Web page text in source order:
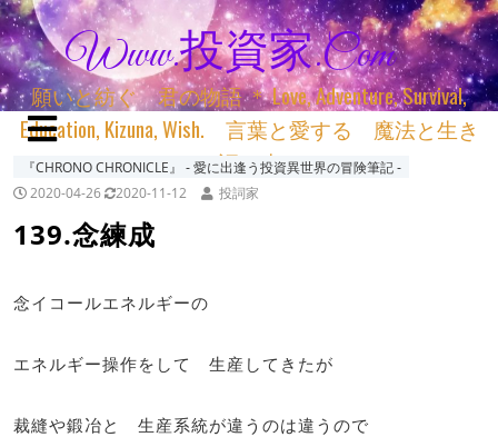
Www.投資家.com
願いと紡ぐ 君の物語 ＊ Love, Adventure, Survival,
Education, Kizuna, Wish. 言葉と愛する 魔法と生き
る 詞と生きる
『CHRONO CHRONICLE』 ‐ 愛に出逢う投資異世界の冒険筆記 ‐
2020-04-26
2020-11-12 投詞家
139.念練成
念イコールエネルギーの
エネルギー操作をして 生産してきたが
裁縫や鍛冶と 生産系統が違うのは違うので